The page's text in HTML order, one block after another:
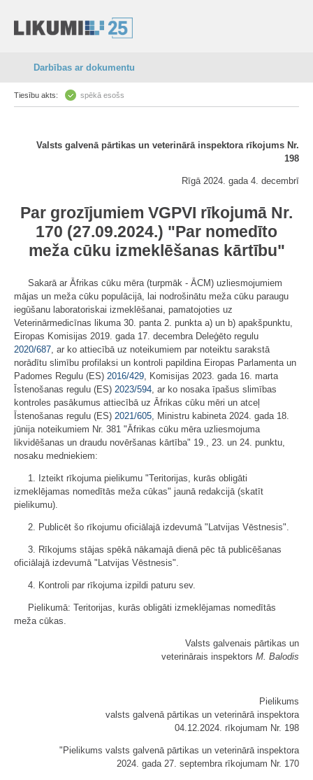
Darbības ar dokumentu
Tiesību akts: spēkā esošs
Valsts galvenā pārtikas un veterinārā inspektora rīkojums Nr.
198
Rīgā 2024. gada 4. decembrī
Par grozījumiem VGPVI rīkojumā Nr.
170 (27.09.2024.) "Par nomedīto
meža cūku izmeklēšanas kārtību"
Sakarā ar Āfrikas cūku mēra (turpmāk - ĀCM) uzliesmojumiem
mājas un meža cūku populācijā, lai nodrošinātu meža cūku paraugu
iegūšanu laboratoriskai izmeklēšanai, pamatojoties uz
Veterinārmedicīnas likuma 30. panta 2. punkta a) un b) apakšpunktu,
Eiropas Komisijas 2019. gada 17. decembra Deleģēto regulu
2020/687, ar ko attiecībā uz noteikumiem par noteiktu sarakstā
norādītu slimību profilaksi un kontroli papildina Eiropas Parlamenta un
Padomes Regulu (ES) 2016/429, Komisijas 2023. gada 16. marta
Īstenošanas regulu (ES) 2023/594, ar ko nosaka īpašus slimības
kontroles pasākumus attiecībā uz Āfrikas cūku mēri un atceļ
Īstenošanas regulu (ES) 2021/605, Ministru kabineta 2024. gada 18.
jūnija noteikumiem Nr. 381 "Āfrikas cūku mēra uzliesmojuma
likvidēšanas un draudu novēršanas kārtība" 19., 23. un 24. punktu,
nosaku medniekiem:
1. Izteikt rīkojuma pielikumu "Teritorijas, kurās obligāti
izmeklējamas nomedītās meža cūkas" jaunā redakcijā (skatīt
pielikumu).
2. Publicēt šo rīkojumu oficiālajā izdevumā "Latvijas Vēstnesis".
3. Rīkojums stājas spēkā nākamajā dienā pēc tā publicēšanas
oficiālajā izdevumā "Latvijas Vēstnesis".
4. Kontroli par rīkojuma izpildi paturu sev.
Pielikumā: Teritorijas, kurās obligāti izmeklējamas nomedītās
meža cūkas.
Valsts galvenais pārtikas un
veterinārais inspektors M. Balodis
Pielikums
valsts galvenā pārtikas un veterinārā inspektora
04.12.2024. rīkojumam Nr. 198
"Pielikums valsts galvenā pārtikas un veterinārā inspektora
2024. gada 27. septembra rīkojumam Nr. 170